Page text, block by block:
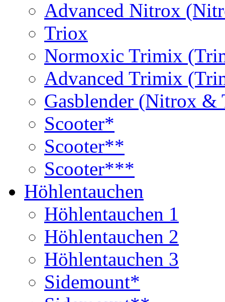
Advanced Nitrox
Triox
Normoxic Trimix
Advanced Trimix
Gasblender (Nitrox
Scooter*
Scooter**
Scooter***
Höhlentauchen
Höhlentauchen 1
Höhlentauchen 2
Höhlentauchen 3
Sidemount*